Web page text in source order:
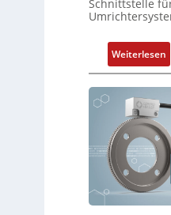
Schnittstelle
Weiterlesen:
r
e
g
e
b
e
r